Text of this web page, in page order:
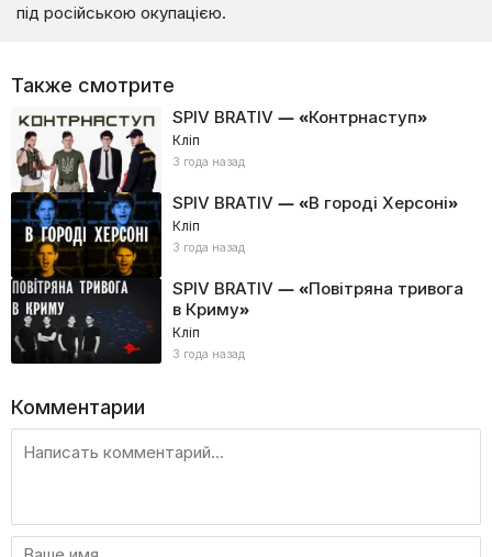
під російською окупацією.
Также смотрите
SPIV BRATIV — «Контрнаступ»
Кліп
3 года назад
SPIV BRATIV — «В городі Херсоні»
Кліп
3 года назад
SPIV BRATIV — «Повітряна тривога
в Криму»
Кліп
3 года назад
Комментарии